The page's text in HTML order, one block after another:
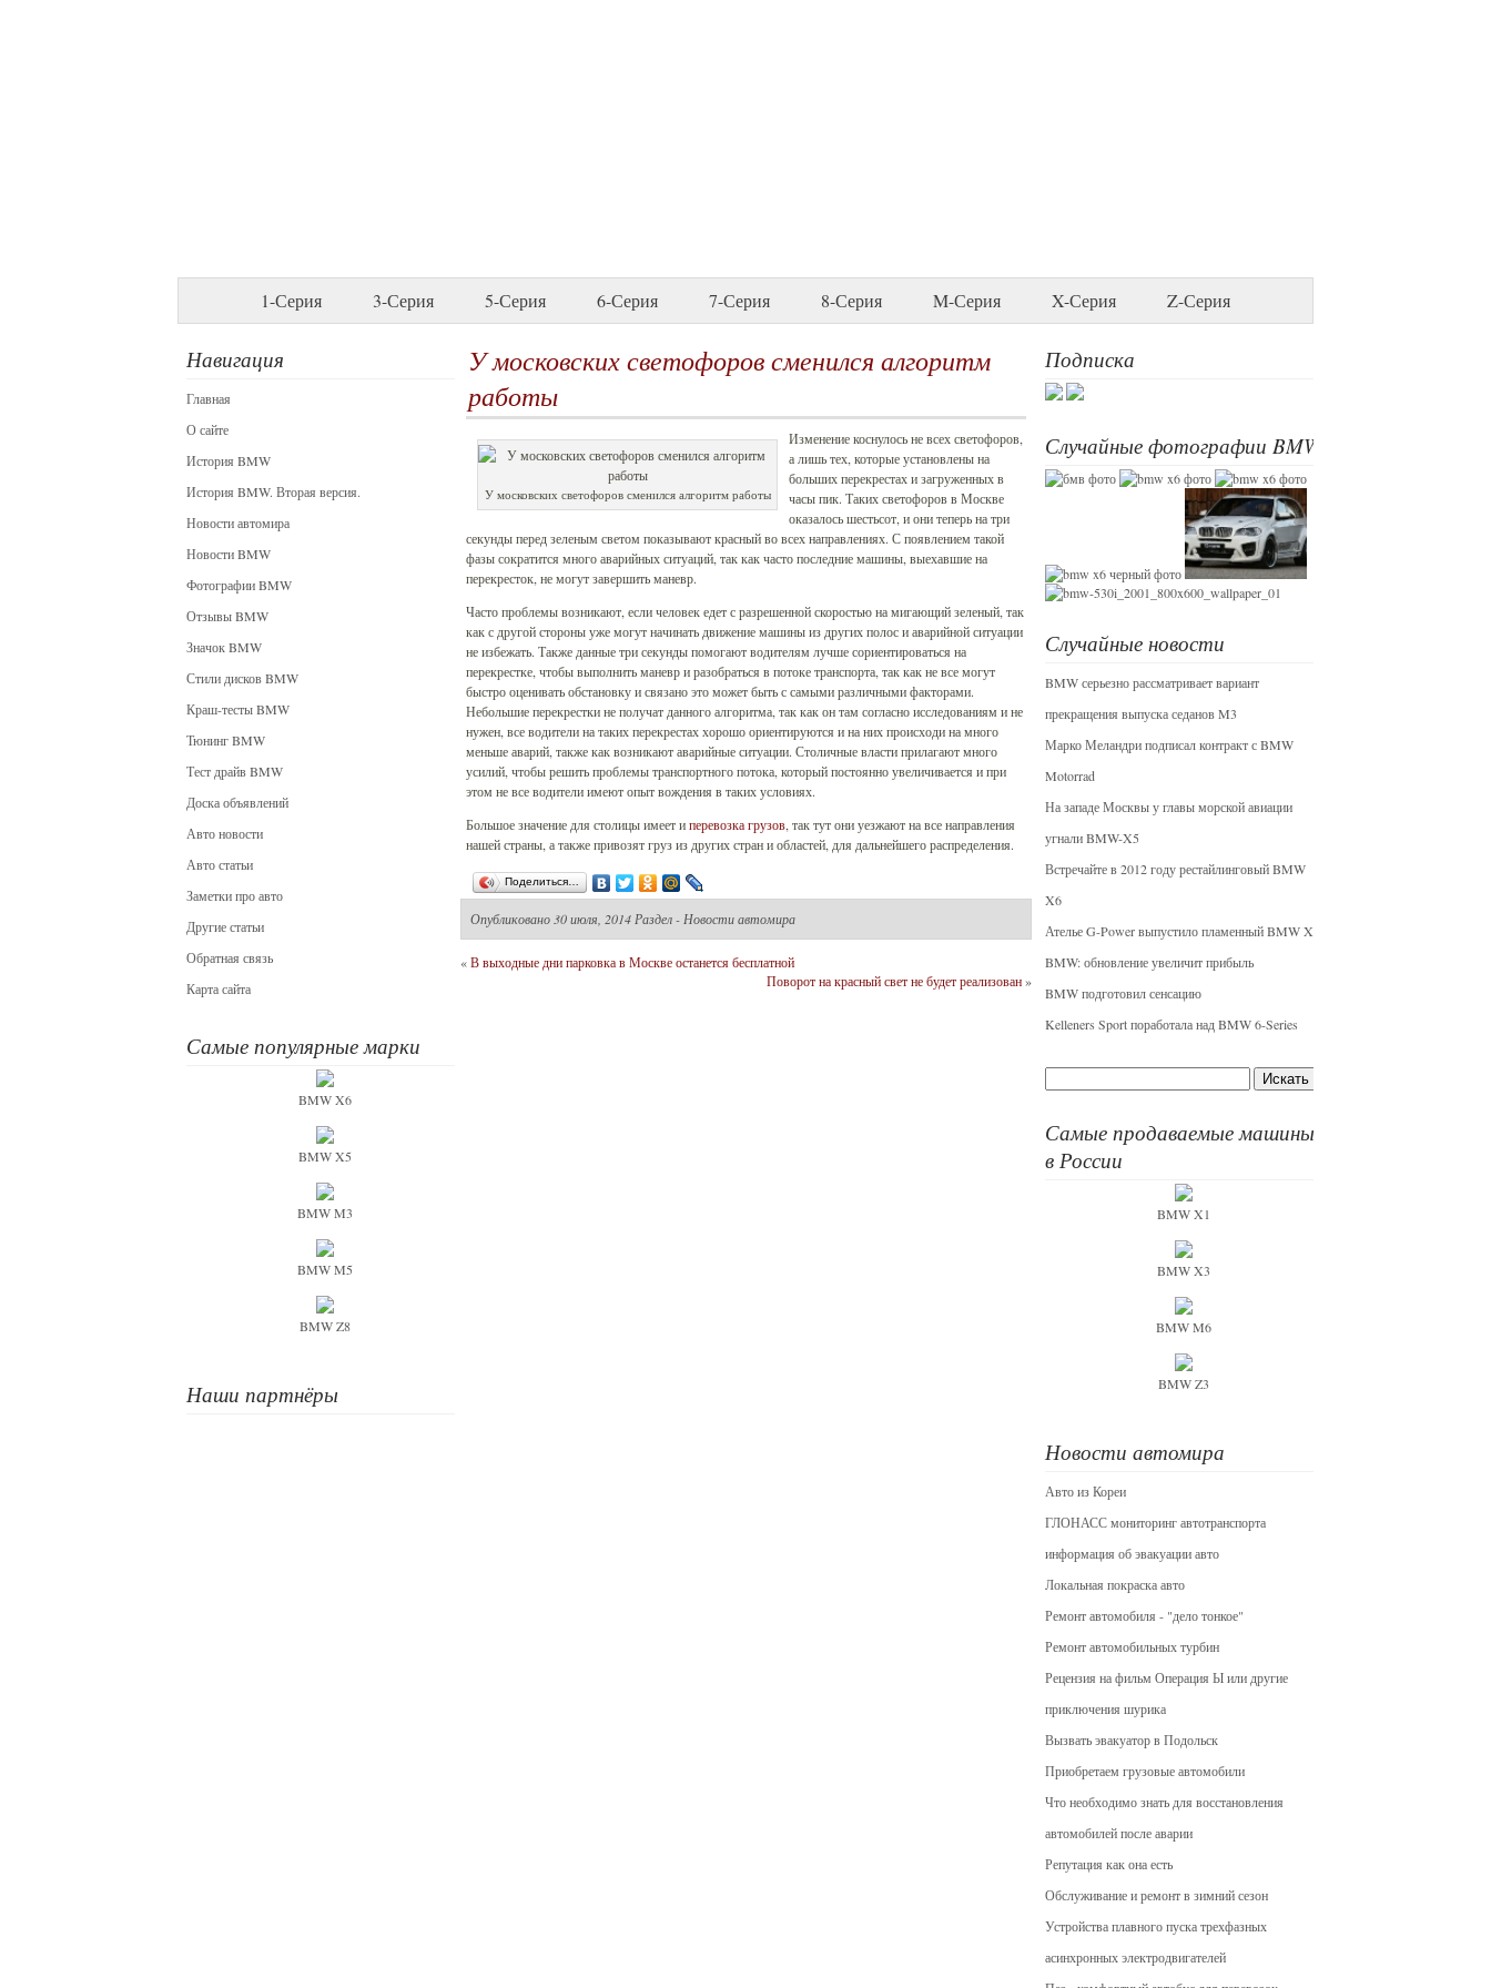
1-Серия 3-Серия 5-Серия 6-Серия 7-Серия 8-Серия M-Серия X-Серия Z-Серия
Навигация
Главная
О сайте
История BMW
История BMW. Вторая версия.
Новости автомира
Новости BMW
Фотографии BMW
Отзывы BMW
Значок BMW
Стили дисков BMW
Краш-тесты BMW
Тюнинг BMW
Тест драйв BMW
Доска объявлений
Авто новости
Авто статьи
Заметки про авто
Другие статьи
Обратная связь
Карта сайта
Самые популярные марки
BMW X6
BMW X5
BMW M3
BMW M5
BMW Z8
Наши партнёры
Подписка
Случайные фотографии BMW
Случайные новости
BMW серьезно рассматривает вариант
прекращения выпуска седанов M3
Марко Меландри подписал контракт с BMW
Motorrad
На западе Москвы у главы морской авиации
угнали BMW-X5
Встречайте в 2012 году рестайлинговый BMW
X6
Ателье G-Power выпустило пламенный BMW X6
BMW: обновление увеличит прибыль
BMW подготовил сенсацию
Kelleners Sport поработала над BMW 6-Series
Самые продаваемые машины
в России
BMW X1
BMW X3
BMW M6
BMW Z3
Новости автомира
Авто из Кореи
ГЛОНАСС мониторинг автотранспорта
информация об эвакуации авто
Локальная покраска авто
Ремонт автомобиля - "дело тонкое"
Ремонт автомобильных турбин
Рецензия на фильм Операция Ы или другие
приключения шурика
Вызвать эвакуатор в Подольск
Приобретаем грузовые автомобили
Что необходимо знать для восстановления
автомобилей после аварии
Репутация как она есть
Обслуживание и ремонт в зимний сезон
Устройства плавного пуска трехфазных
асинхронных электродвигателей
У московских светофоров сменился алгоритм
работы
У московских светофоров сменился алгоритм работы
Изменение коснулось не всех светофоров,
а лишь тех, которые установлены на
больших перекрестах и загруженных в
часы пик. Таких светофоров в Москве
оказалось шестьсот, и они теперь на три
секунды перед зеленым светом показывают красный во всех направлениях. С появлением такой
фазы сократится много аварийных ситуаций, так как часто последние машины, выехавшие на
перекресток, не могут завершить маневр.
Часто проблемы возникают, если человек едет с разрешенной скоростью на мигающий зеленый, так
как с другой стороны уже могут начинать движение машины из других полос и аварийной ситуации
не избежать. Также данные три секунды помогают водителям лучше сориентироваться на
перекрестке, чтобы выполнить маневр и разобраться в потоке транспорта, так как не все могут
быстро оценивать обстановку и связано это может быть с самыми различными факторами.
Небольшие перекрестки не получат данного алгоритма, так как он там согласно исследованиям и не
нужен, все водители на таких перекрестах хорошо ориентируются и на них происходи на много
меньше аварий, также как возникают аварийные ситуации. Столичные власти прилагают много
усилий, чтобы решить проблемы транспортного потока, который постоянно увеличивается и при
этом не все водители имеют опыт вождения в таких условиях.
Большое значение для столицы имеет иперевозка грузов, так тут они уезжают на все направления
нашей страны, а также привозят груз из других стран и областей, для дальнейшего распределения.
Поделиться…
Опубликовано 30 июля, 2014 Раздел - Новости автомира
«В выходные дни парковка в Москве останется бесплатной
Поворот на красный свет не будет реализован»